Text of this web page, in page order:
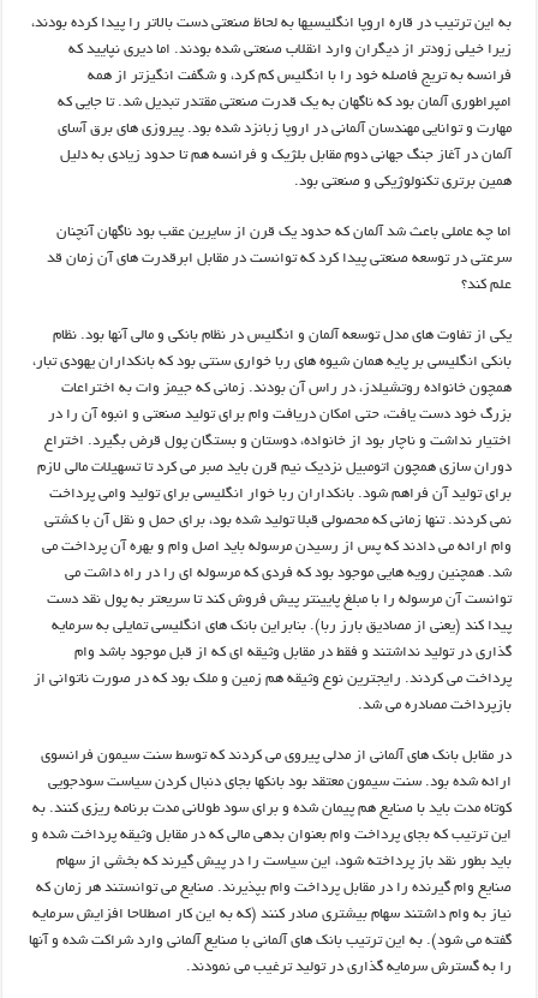
به این ترتیب در قاره اروپا انگلیسیها به لحاظ صنعتی دست بالاتر را پیدا کرده بودند،
زیرا خیلی زودتر از دیگران وارد انقلاب صنعتی شده بودند. اما دیری نپایید که
فرانسه به تریج فاصله خود را با انگلیس کم کرد، و شگفت انگیزتر از همه
امپراطوری آلمان بود که ناگهان به یک قدرت صنعتی مقتدر تبدیل شد. تا جایی که
مهارت و توانایی مهندسان آلمانی در اروپا زبانزد شده بود. پیروزی های برق آسای
آلمان در آغاز جنگ جهانی دوم مقابل بلژیک و فرانسه هم تا حدود زیادی به دلیل
همین برتری تکنولوژیکی و صنعتی بود.
اما چه عاملی باعث شد آلمان که حدود یک قرن از سایرین عقب بود ناگهان آنچنان
سرعتی در توسعه صنعتی پیدا کرد که توانست در مقابل ابرقدرت های آن زمان قد
علم کند؟
یکی از تفاوت های مدل توسعه آلمان و انگلیس در نظام بانکی و مالی آنها بود. نظام
بانکی انگلیسی بر پایه همان شیوه های ربا خواری سنتی بود که بانکداران یهودی تبار،
همچون خانواده روتشیلدز، در راس آن بودند. زمانی که جیمز وات به اختراعات
بزرگ خود دست یافت، حتی امکان دریافت وام برای تولید صنعتی و انبوه آن را در
اختیار نداشت و ناچار بود از خانواده، دوستان و بستگان پول قرض بگیرد. اختراع
دوران سازی همچون اتومبیل نزدیک نیم قرن باید صبر می کرد تا تسهیلات مالی لازم
برای تولید آن فراهم شود. بانکداران ربا خوار انگلیسی برای تولید وامی پرداخت
نمی کردند. تنها زمانی که محصولی قبلا تولید شده بود، برای حمل و نقل آن با کشتی
وام ارائه می دادند که پس از رسیدن مرسوله باید اصل وام و بهره آن پرداخت می
شد. همچنین رویه هایی موجود بود که فردی که مرسوله ای را در راه داشت می
توانست آن مرسوله را با مبلغ پایینتر پیش فروش کند تا سریعتر به پول نقد دست
پیدا کند (یعنی از مصادیق بارز ربا). بنابراین بانک های انگلیسی تمایلی به سرمایه
گذاری در تولید نداشتند و فقط در مقابل وثیقه ای که از قبل موجود باشد وام
پرداخت می کردند. رایجترین نوع وثیقه هم زمین و ملک بود که در صورت ناتوانی از
بازپرداخت مصادره می شد.
در مقابل بانک های آلمانی از مدلی پیروی می کردند که توسط سنت سیمون فرانسوی
ارائه شده بود. سنت سیمون معتقد بود بانکها بجای دنبال کردن سیاست سودجویی
کوتاه مدت باید با صنایع هم پیمان شده و برای سود طولانی مدت برنامه ریزی کنند. به
این ترتیب که بجای پرداخت وام بعنوان بدهی مالی که در مقابل وثیقه پرداخت شده و
باید بطور نقد باز پرداخته شود، این سیاست را در پیش گیرند که بخشی از سهام
صنایع وام گیرنده را در مقابل پرداخت وام بپذیرند. صنایع می توانستند هر زمان که
نیاز به وام داشتند سهام بیشتری صادر کنند (که به این کار اصطلاحا افزایش سرمایه
گفته می شود). به این ترتیب بانک های آلمانی با صنایع آلمانی وارد شراکت شده و آنها
را به گسترش سرمایه گذاری در تولید ترغیب می نمودند.